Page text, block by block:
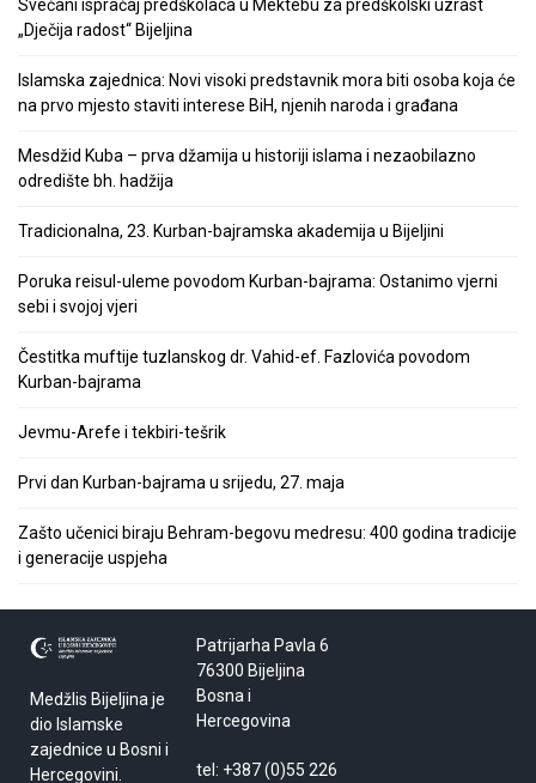
Svečani ispraćaj predškolaca u Mektebu za predškolski uzrast
„Dječija radost“ Bijeljina
Islamska zajednica: Novi visoki predstavnik mora biti osoba koja će
na prvo mjesto staviti interese BiH, njenih naroda i građana
Mesdžid Kuba – prva džamija u historiji islama i nezaobilazno
odredište bh. hadžija
Tradicionalna, 23. Kurban-bajramska akademija u Bijeljini
Poruka reisul-uleme povodom Kurban-bajrama: Ostanimo vjerni
sebi i svojoj vjeri
Čestitka muftije tuzlanskog dr. Vahid-ef. Fazlovića povodom
Kurban-bajrama
Jevmu-Arefe i tekbiri-tešrik
Prvi dan Kurban-bajrama u srijedu, 27. maja
Zašto učenici biraju Behram-begovu medresu: 400 godina tradicije
i generacije uspjeha
Medžlis Bijeljina je
dio Islamske
zajednice u Bosni i
Hercegovini.
Patrijarha Pavla 6
76300 Bijeljina
Bosna i
Hercegovina
tel: +387 (0)55 226